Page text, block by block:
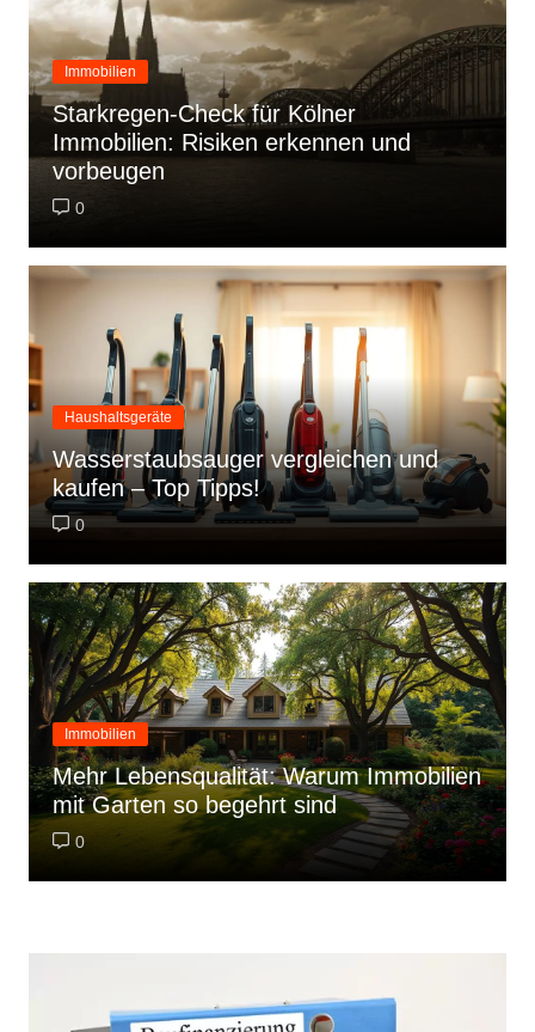
Immobilien
Starkregen-Check für Kölner
Immobilien: Risiken erkennen und
vorbeugen
0
Haushaltsgeräte
Wasserstaubsauger vergleichen und
kaufen – Top Tipps!
0
Immobilien
Mehr Lebensqualität: Warum Immobilien
mit Garten so begehrt sind
0